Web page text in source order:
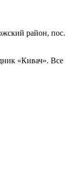
район, пос.
«Кивач». Все